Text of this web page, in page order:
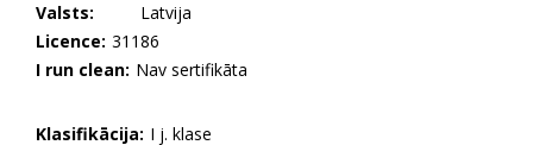
Valsts:
🇱🇻 Latvija
Licence: 31186
I run clean: Nav sertifikāta
Klasifikācija: I j. klase